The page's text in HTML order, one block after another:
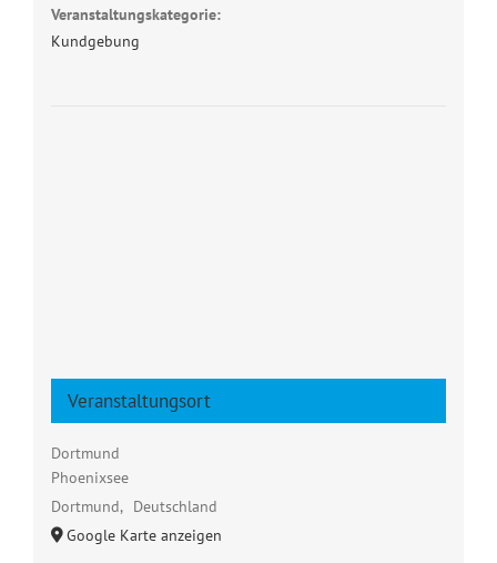
Veranstaltungskategorie:
Kundgebung
Veranstaltungsort
Dortmund
Phoenixsee
Dortmund, Deutschland
Google Karte anzeigen